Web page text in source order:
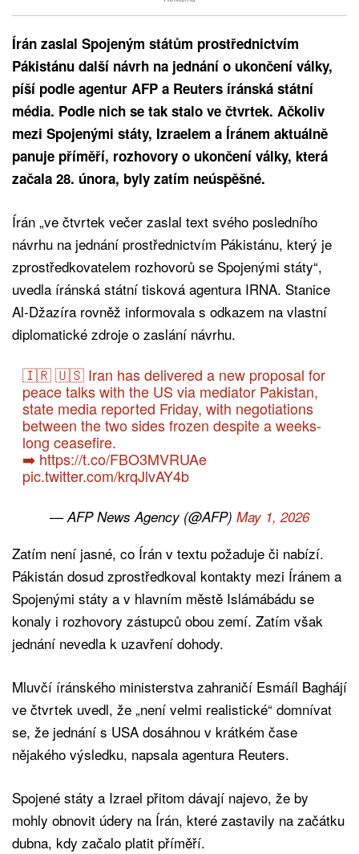
Írán zaslal Spojeným státům prostřednictvím
Pákistánu další návrh na jednání o ukončení války,
píší podle agentur AFP a Reuters íránská státní
média. Podle nich se tak stalo ve čtvrtek. Ačkoliv
mezi Spojenými státy, Izraelem a Íránem aktuálně
panuje příměří, rozhovory o ukončení války, která
začala 28. února, byly zatím neúspěšné.
Írán „ve čtvrtek večer zaslal text svého posledního
návrhu na jednání prostřednictvím Pákistánu, který je
zprostředkovatelem rozhovorů se Spojenými státy“,
uvedla íránská státní tisková agentura IRNA. Stanice
Al-Džazíra rovněž informovala s odkazem na vlastní
diplomatické zdroje o zaslání návrhu.
🇮🇷 🇺🇸 Iran has delivered a new proposal for
peace talks with the US via mediator Pakistan,
state media reported Friday, with negotiations
between the two sides frozen despite a weeks-
long ceasefire.
➡️ https://t.co/FBO3MVRUAe
pic.twitter.com/krqJlvAY4b
— AFP News Agency (@AFP) May 1, 2026
Zatím není jasné, co Írán v textu požaduje či nabízí.
Pákistán dosud zprostředkoval kontakty mezi Íránem a
Spojenými státy a v hlavním městě Islámábádu se
konaly i rozhovory zástupců obou zemí. Zatím však
jednání nevedla k uzavření dohody.
Mluvčí íránského ministerstva zahraničí Esmáíl Baghájí
ve čtvrtek uvedl, že „není velmi realistické“ domnívat
se, že jednání s USA dosáhnou v krátkém čase
nějakého výsledku, napsala agentura Reuters.
Spojené státy a Izrael přitom dávají najevo, že by
mohly obnovit údery na Írán, které zastavily na začátku
dubna, kdy začalo platit příměří.